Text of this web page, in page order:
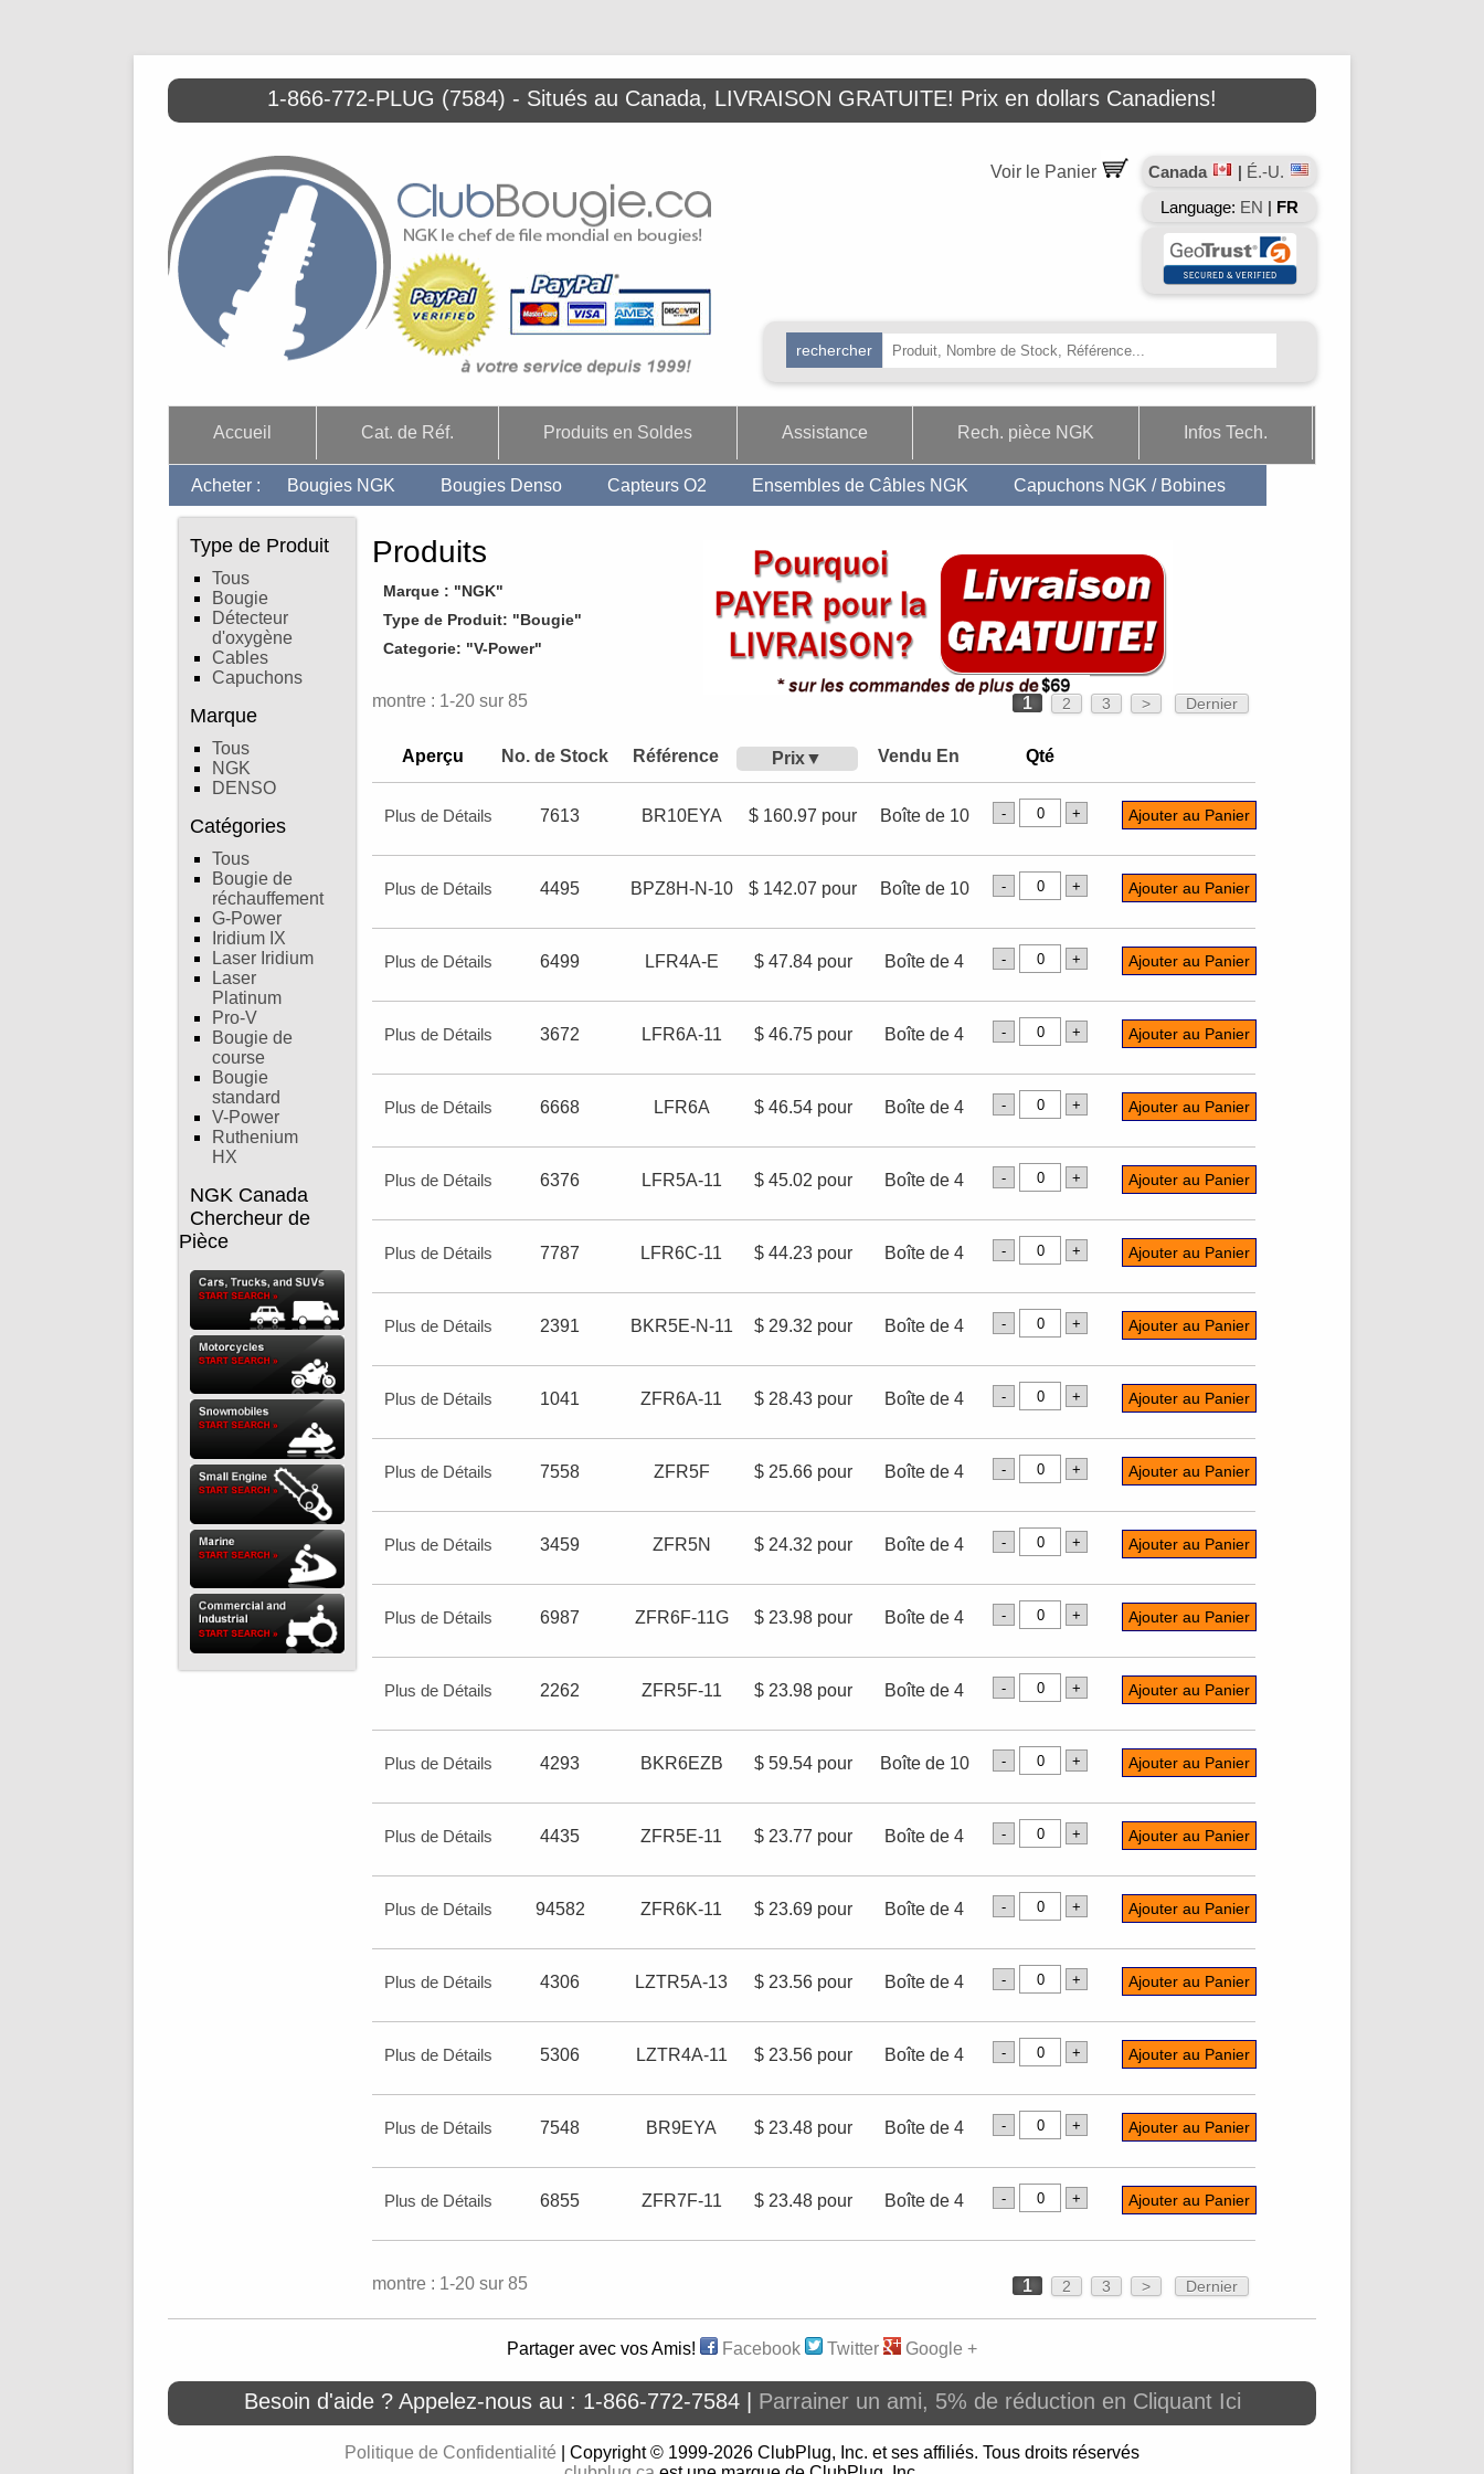
1-866-772-PLUG (7584) - Situés au Canada, LIVRAISON GRATUITE! Prix en dollars Canadiens!
Canada | É.-U.
Language: EN | FR
Voir le Panier
Accueil Cat. de Réf. Produits en Soldes Assistance Rech. pièce NGK Infos Tech.
Acheter : Bougies NGK Bougies Denso Capteurs O2 Ensembles de Câbles NGK Capuchons NGK / Bobines
Type de Produit
Tous
Bougie
Détecteur
d'oxygène
Cables
Capuchons
Marque
Tous
NGK
DENSO
Catégories
Tous
Bougie de
réchauffement
G-Power
Iridium IX
Laser Iridium
Laser
Platinum
Pro-V
Bougie de
course
Bougie
standard
V-Power
Ruthenium
HX
NGK Canada
Chercheur de
Pièce
Produits
Marque : "NGK"
Type de Produit: "Bougie"
Categorie: "V-Power"
montre : 1-20 sur 85 1 2 3 > Dernier
Aperçu No. de Stock Référence Prix Vendu En Qté
Plus de Détails 7613 BR10EYA $ 160.97 pour Boîte de 10
Plus de Détails 4495 BPZ8H-N-10 $ 142.07 pour Boîte de 10
Plus de Détails 6499 LFR4A-E $ 47.84 pour Boîte de 4
Plus de Détails 3672 LFR6A-11 $ 46.75 pour Boîte de 4
Plus de Détails 6668 LFR6A $ 46.54 pour Boîte de 4
Plus de Détails 6376 LFR5A-11 $ 45.02 pour Boîte de 4
Plus de Détails 7787 LFR6C-11 $ 44.23 pour Boîte de 4
Plus de Détails 2391 BKR5E-N-11 $ 29.32 pour Boîte de 4
Plus de Détails 1041 ZFR6A-11 $ 28.43 pour Boîte de 4
Plus de Détails 7558 ZFR5F $ 25.66 pour Boîte de 4
Plus de Détails 3459 ZFR5N $ 24.32 pour Boîte de 4
Plus de Détails 6987 ZFR6F-11G $ 23.98 pour Boîte de 4
Plus de Détails 2262 ZFR5F-11 $ 23.98 pour Boîte de 4
Plus de Détails 4293 BKR6EZB $ 59.54 pour Boîte de 10
Plus de Détails 4435 ZFR5E-11 $ 23.77 pour Boîte de 4
Plus de Détails 94582 ZFR6K-11 $ 23.69 pour Boîte de 4
Plus de Détails 4306 LZTR5A-13 $ 23.56 pour Boîte de 4
Plus de Détails 5306 LZTR4A-11 $ 23.56 pour Boîte de 4
Plus de Détails 7548 BR9EYA $ 23.48 pour Boîte de 4
Plus de Détails 6855 ZFR7F-11 $ 23.48 pour Boîte de 4
montre : 1-20 sur 85 1 2 3 > Dernier
Partager avec vos Amis! Facebook Twitter Google +
Besoin d'aide ? Appelez-nous au : 1-866-772-7584 | Parrainer un ami, 5% de réduction en Cliquant Ici
Politique de Confidentialité | Copyright © 1999-2026 ClubPlug, Inc. et ses affiliés. Tous droits réservés